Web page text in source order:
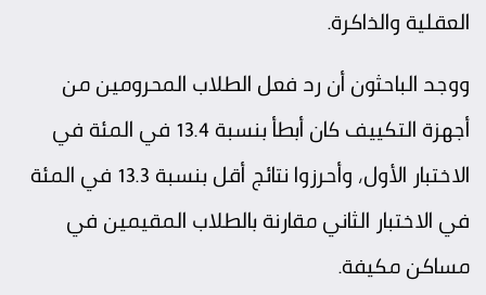
العقلية والذاكرة.
ووجد الباحثون أن رد فعل الطلاب المحرومين من
أجهزة التكييف كان أبطأ بنسبة 13.4 في المئة في
الاختبار الأول، وأحرزوا نتائج أقل بنسبة 13.3 في المئة
في الاختبار الثاني مقارنة بالطلاب المقيمين في
مساكن مكيفة.